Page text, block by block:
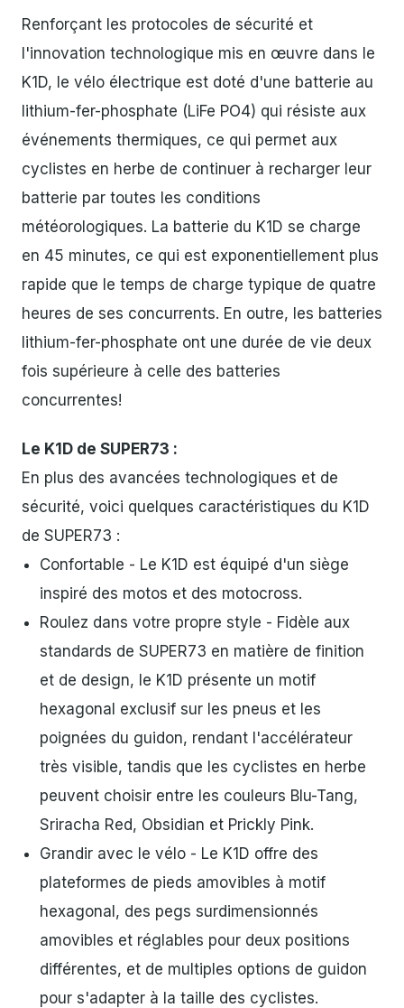
Renforçant les protocoles de sécurité et
l'innovation technologique mis en œuvre dans le
K1D, le vélo électrique est doté d'une batterie au
lithium-fer-phosphate (LiFe PO4) qui résiste aux
événements thermiques, ce qui permet aux
cyclistes en herbe de continuer à recharger leur
batterie par toutes les conditions
météorologiques. La batterie du K1D se charge
en 45 minutes, ce qui est exponentiellement plus
rapide que le temps de charge typique de quatre
heures de ses concurrents. En outre, les batteries
lithium-fer-phosphate ont une durée de vie deux
fois supérieure à celle des batteries
concurrentes!
Le K1D de SUPER73 :
En plus des avancées technologiques et de
sécurité, voici quelques caractéristiques du K1D
de SUPER73 :
Confortable - Le K1D est équipé d'un siège
inspiré des motos et des motocross.
Roulez dans votre propre style - Fidèle aux
standards de SUPER73 en matière de finition
et de design, le K1D présente un motif
hexagonal exclusif sur les pneus et les
poignées du guidon, rendant l'accélérateur
très visible, tandis que les cyclistes en herbe
peuvent choisir entre les couleurs Blu-Tang,
Sriracha Red, Obsidian et Prickly Pink.
Grandir avec le vélo - Le K1D offre des
plateformes de pieds amovibles à motif
hexagonal, des pegs surdimensionnés
amovibles et réglables pour deux positions
différentes, et de multiples options de guidon
pour s'adapter à la taille des cyclistes.